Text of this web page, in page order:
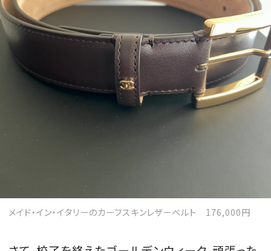
メイド・イン・イタリーのカーフスキンレザーベルト 176,000円